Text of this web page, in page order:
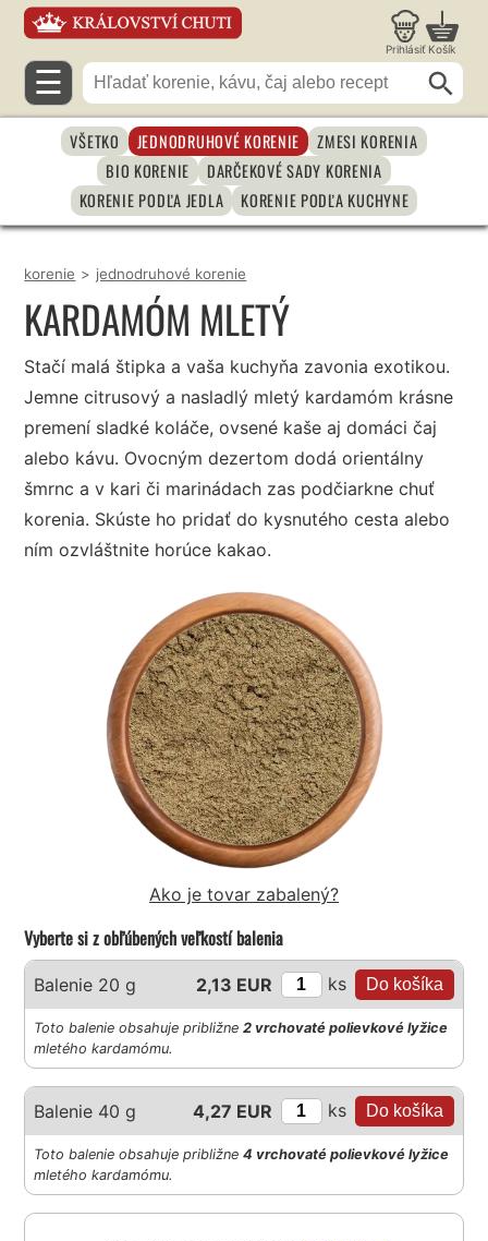
Prihlásiť Košík
☰
VŠETKO JEDNODRUHOVÉ KORENIE
ZMESI KORENIA
BIO KORENIE
DARČEKOVÉ SADY KORENIA
KORENIE PODĽA JEDLA
KORENIE PODĽA KUCHYNE
korenie > jednodruhové korenie
KARDAMÓM MLETÝ
Stačí malá štipka a vaša kuchyňa zavonia exotikou.
Jemne citrusový a nasladlý mletý kardamóm krásne
premení sladké koláče, ovsené kaše aj domáci čaj
alebo kávu. Ovocným dezertom dodá orientálny
šmrnc a v kari či marinádach zas podčiarkne chuť
korenia. Skúste ho pridať do kysnutého cesta alebo
ním ozvláštnite horúce kakao.
Ako je tovar zabalený?
Vyberte si z obľúbených veľkostí balenia
Balenie 20 g 2,13 EUR ks
Toto balenie obsahuje približne2 vrchovaté polievkové lyžice
mletého kardamómu.
Balenie 40 g 4,27 EUR ks
Toto balenie obsahuje približne4 vrchovaté polievkové lyžice
mletého kardamómu.